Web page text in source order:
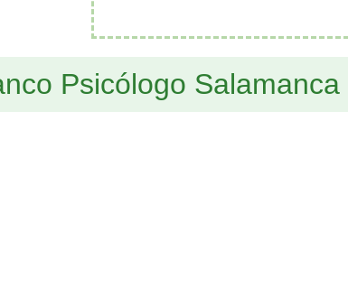
Psicólogo Salamanca